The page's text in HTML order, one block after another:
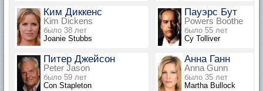
Ким Диккенс
Kim Dickens
было 38 лет
Joanie Stubbs
Пауэрс Бут
Powers Boothe
было 55 лет
Cy Tolliver
Питер Джейсон
Peter Jason
было 59 лет
Con Stapleton
Анна Ганн
Anna Gunn
было 35 лет
Martha Bullock